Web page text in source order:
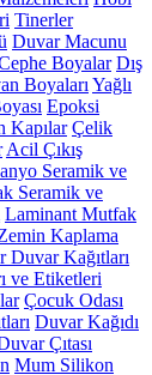
Tinerler
Duvar Macunu
Boyalar Dış
Boyaları Yağlı
Epoksi
Kapılar Çelik
Acil Çıkış
Seramik ve
Seramik ve
Laminant Mutfak
Kaplama
Duvar Kağıtları
ve Etiketleri
Çocuk Odası
Duvar Kağıdı
Çıtası
Mum Silikon